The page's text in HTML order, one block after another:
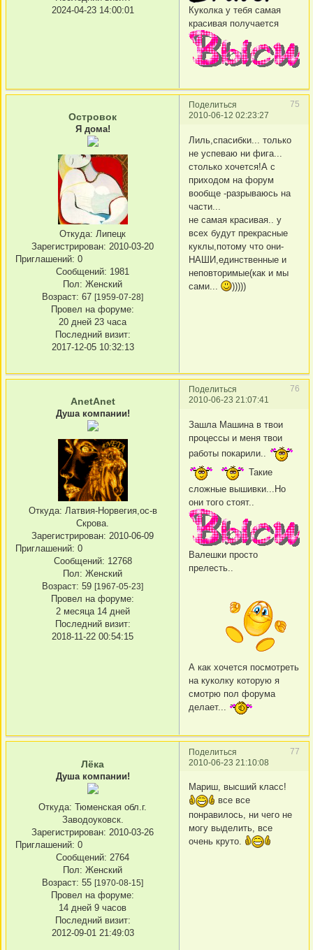
2024-04-23 14:00:01
Куколка у тебя самая
красивая получается
Поделиться
75
2010-06-12 02:23:27
Островок
Я дома!
Откуда: Липецк
Зарегистрирован: 2010-03-20
Приглашений: 0
Сообщений: 1981
Пол: Женский
Возраст: 67 [1959-07-28]
Провел на форуме:
20 дней 23 часа
Последний визит:
2017-12-05 10:32:13
Лиль,спасибки... только
не успеваю ни фига...
столько хочется!А с
приходом на форум
вообще -разрываюсь на
части...
не самая красивая.. у
всех будут прекрасные
куклы,потому что они-
НАШИ,единственные и
неповторимые(как и мы
сами...
)))))
Поделиться
76
2010-06-23 21:07:41
AnetAnet
Душа компании!
Откуда: Латвия-Норвегия,ос-в
Скрова.
Зарегистрирован: 2010-06-09
Приглашений: 0
Сообщений: 12768
Пол: Женский
Возраст: 59 [1967-05-23]
Провел на форуме:
2 месяца 14 дней
Последний визит:
2018-11-22 00:54:15
Зашла Машина в твои
процессы и меня твои
работы покарили..
Такие
сложные вышивки...Но
они того стоят..
Валешки просто
прелесть..
А как хочется посмотреть
на куколку которую я
смотрю пол форума
делает...
Поделиться
77
2010-06-23 21:10:08
Лёка
Душа компании!
Откуда: Тюменская обл.г.
Заводоуковск.
Зарегистрирован: 2010-03-26
Приглашений: 0
Сообщений: 2764
Пол: Женский
Возраст: 55 [1970-08-15]
Провел на форуме:
14 дней 9 часов
Последний визит:
2012-09-01 21:49:03
Мариш, высший класс!
все все
понравилось, ни чего не
могу выделить, все
очень круто.